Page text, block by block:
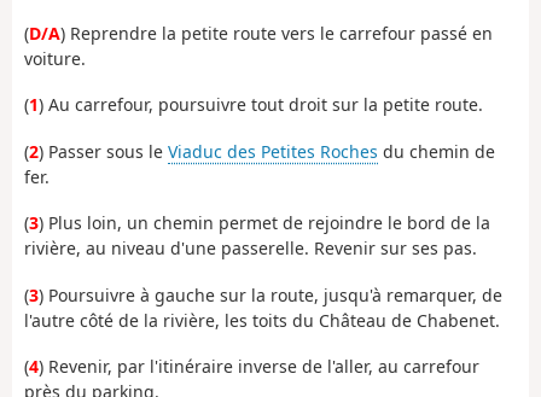
(D/A) Reprendre la petite route vers le carrefour passé en
voiture.
(1) Au carrefour, poursuivre tout droit sur la petite route.
(2) Passer sous le Viaduc des Petites Roches du chemin de
fer.
(3) Plus loin, un chemin permet de rejoindre le bord de la
rivière, au niveau d'une passerelle. Revenir sur ses pas.
(3) Poursuivre à gauche sur la route, jusqu'à remarquer, de
l'autre côté de la rivière, les toits du Château de Chabenet.
(4) Revenir, par l'itinéraire inverse de l'aller, au carrefour
près du parking.